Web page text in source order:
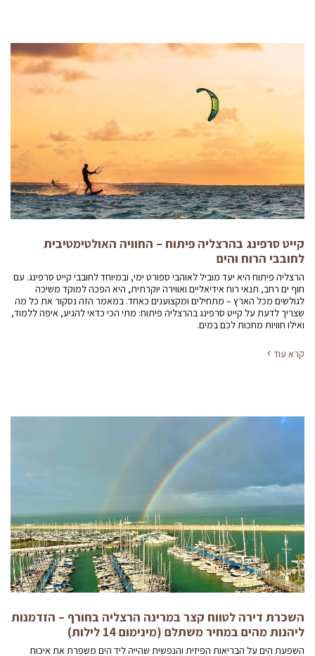
קייט סרפינג בהרצליה פיתוח – החוויה האולטימטיבית
לחובבי הרוח והים
הרצליה פיתוח היא יעד מוביל לאוהבי ספורט ימי, ובמיוחד לחובבי קייט סרפינג. עם
חוף ים רחב, תנאי רוח אידיאליים ואווירה יוקרתית, היא הפכה למוקד משיכה
לגולשים מכל הארץ – מתחילים ומקצוענים כאחד. במאמר הזה נסקור את כל מה
שצריך לדעת על קייט סרפינג בהרצליה פיתוח: מתי הכי כדאי להגיע, איפה ללמוד,
ואילו חוויות מחכות לכם במים.
קרא עוד
השכרת דירה לטווח קצר במרינה הרצליה בחורף – הזדמנות
ליהנות מהים במחיר משתלם (מינימום 14 לילות)
השפעת הים על הבריאות הפיזית והנפשית שהייה ליד הים משפרת את איכות